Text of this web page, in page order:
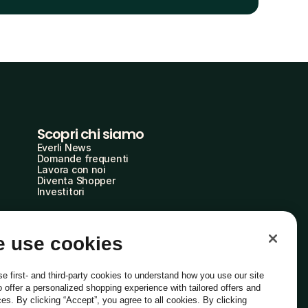
Scopri chi siamo
Everli News
Domande frequenti
Lavora con noi
Diventa Shopper
Investitori
use cookies
first- and third-party cookies to understand how you use our site
offer a personalized shopping experience with tailored offers and
By clicking “Accept”, you agree to all cookies. By clicking